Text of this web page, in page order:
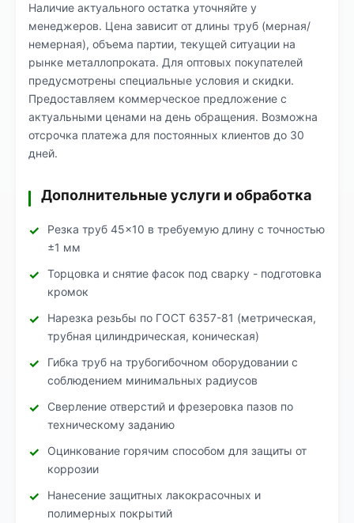
Наличие актуального остатка уточняйте у
менеджеров. Цена зависит от длины труб (мерная/
немерная), объема партии, текущей ситуации на
рынке металлопроката. Для оптовых покупателей
предусмотрены специальные условия и скидки.
Предоставляем коммерческое предложение с
актуальными ценами на день обращения. Возможна
отсрочка платежа для постоянных клиентов до 30
дней.
Дополнительные услуги и обработка
Резка труб 45×10 в требуемую длину с точностью
±1 мм
Торцовка и снятие фасок под сварку - подготовка
кромок
Нарезка резьбы по ГОСТ 6357-81 (метрическая,
трубная цилиндрическая, коническая)
Гибка труб на трубогибочном оборудовании с
соблюдением минимальных радиусов
Сверление отверстий и фрезеровка пазов по
техническому заданию
Оцинкование горячим способом для защиты от
коррозии
Нанесение защитных лакокрасочных и
полимерных покрытий